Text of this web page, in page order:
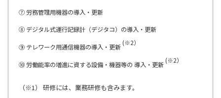
⑦ 労務管理用機器の導入・更新
⑧ デジタル式運行記録計（デジタコ）の導入・更新
⑨ テレワーク用通信機器の導入・更新 (※2）
⑩ 労働能率の増進に資する設備・機器等の 導入・更新 (※2）
（※1）
研修には、業務研修も含みます。